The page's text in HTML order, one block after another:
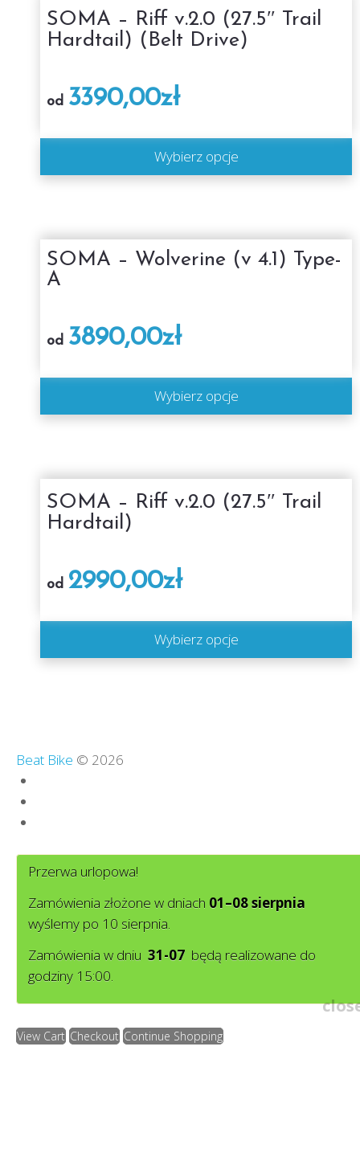
SOMA – Riff v.2.0 (27.5″ Trail
Hardtail) (Belt Drive)
od 3390,00zł
Wybierz opcje
SOMA – Wolverine (v 4.1) Type-
A
od 3890,00zł
Wybierz opcje
SOMA – Riff v.2.0 (27.5″ Trail
Hardtail)
od 2990,00zł
Wybierz opcje
Beat Bike © 2026
Przerwa urlopowa!
Zamówienia złożone w dniach 01–08 sierpnia
wyślemy po 10 sierpnia.
Zamówienia w dniu 31-07 będą realizowane do
godziny 15:00.
View Cart Checkout Continue Shopping